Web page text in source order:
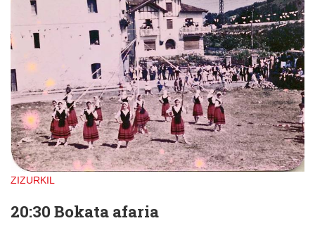
ZIZURKIL
20:30 Bokata afaria